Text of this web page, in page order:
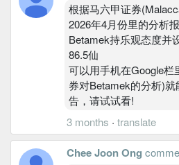
根据马六甲证券
2026年4月份里的分析
Betamek持乐观态度并
86.5仙
可以用手机在Google栏
券对Betamek的分析)
告，请试试看!
3 months · translate
Chee Joon Ong